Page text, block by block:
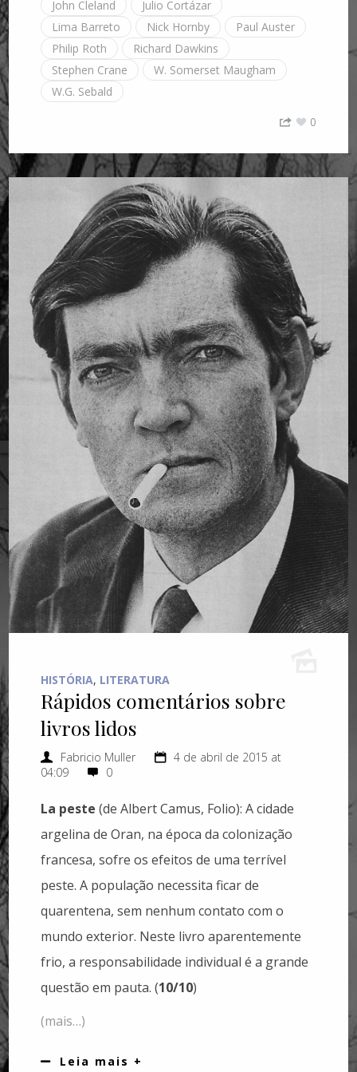
John Cleland
Julio Cortázar
Lima Barreto
Nick Hornby
Paul Auster
Philip Roth
Richard Dawkins
Stephen Crane
W. Somerset Maugham
W.G. Sebald
0
HISTÓRIA, LITERATURA
Rápidos comentários sobre
livros lidos
Fabricio Muller
4 de abril de 2015 at
04:09
0
La peste (de Albert Camus, Folio): A cidade
argelina de Oran, na época da colonização
francesa, sofre os efeitos de uma terrível
peste. A população necessita ficar de
quarentena, sem nenhum contato com o
mundo exterior. Neste livro aparentemente
frio, a responsabilidade individual é a grande
questão em pauta. (10/10)
(mais…)
Leia mais +